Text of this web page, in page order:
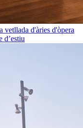
vetllada d'àries d'òpera
d’estiu